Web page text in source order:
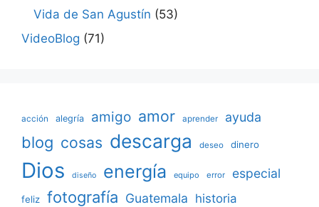
Vida de San Agustín (53)
VideoBlog (71)
acción alegría amigo amor aprender ayuda
blog cosas descarga deseo dinero
Dios diseño energía equipo error especial
feliz fotografía Guatemala historia